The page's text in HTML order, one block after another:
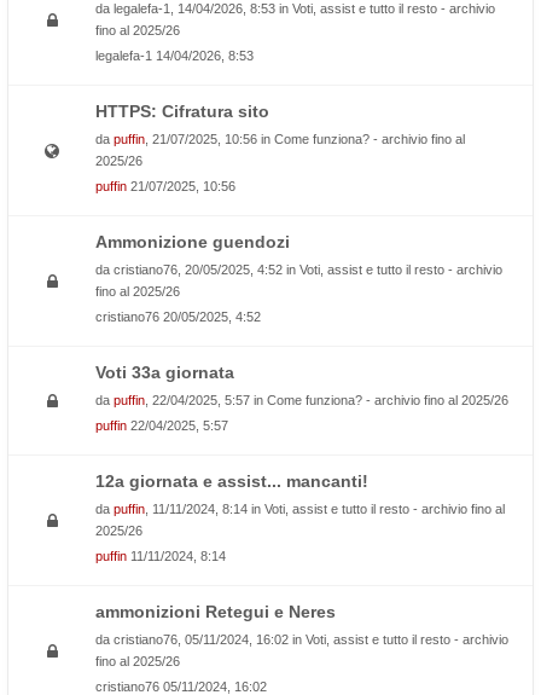
da legalefa-1 , 14/04/2026, 8:53 in Voti, assist e tutto il resto - archivio
fino al 2025/26
legalefa-1 14/04/2026, 8:53
HTTPS: Cifratura sito
da puffin , 21/07/2025, 10:56 in Come funziona? - archivio fino al
2025/26
puffin 21/07/2025, 10:56
Ammonizione guendozi
da cristiano76 , 20/05/2025, 4:52 in Voti, assist e tutto il resto - archivio
fino al 2025/26
cristiano76 20/05/2025, 4:52
Voti 33a giornata
da puffin , 22/04/2025, 5:57 in Come funziona? - archivio fino al 2025/26
puffin 22/04/2025, 5:57
12a giornata e assist... mancanti!
da puffin , 11/11/2024, 8:14 in Voti, assist e tutto il resto - archivio fino al
2025/26
puffin 11/11/2024, 8:14
ammonizioni Retegui e Neres
da cristiano76 , 05/11/2024, 16:02 in Voti, assist e tutto il resto - archivio
fino al 2025/26
cristiano76 05/11/2024, 16:02